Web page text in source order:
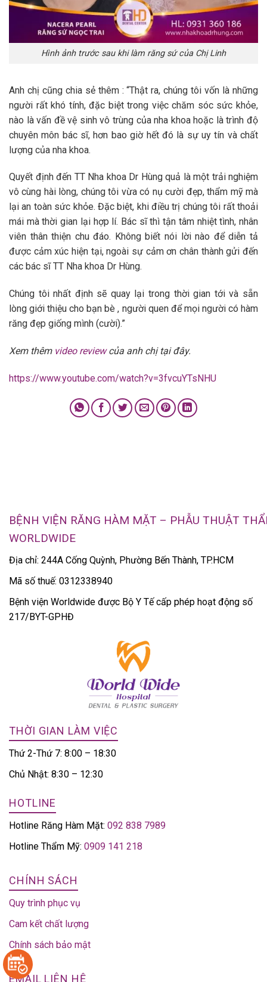
Hình ảnh trước sau khi làm răng sứ của Chị Linh
Anh chị cũng chia sẻ thêm : “Thật ra, chúng tôi vốn là những
người rất khó tính, đặc biệt trong việc chăm sóc sức khỏe,
nào là vấn đề vệ sinh vô trùng của nha khoa hoặc là trình độ
chuyên môn bác sĩ, hơn bao giờ hết đó là sự uy tín và chất
lượng của nha khoa.
Quyết định đến TT Nha khoa Dr Hùng quả là một trải nghiệm
vô cùng hài lòng, chúng tôi vừa có nụ cười đẹp, thẩm mỹ mà
lại an toàn sức khỏe. Đặc biệt, khi điều trị chúng tôi rất thoải
mái mà thời gian lại hợp lí. Bác sĩ thì tận tâm nhiệt tình, nhân
viên thân thiện chu đáo. Không biết nói lời nào để diễn tả
được cảm xúc hiện tại, ngoài sự cảm ơn chân thành gửi đến
các bác sĩ TT Nha khoa Dr Hùng.
Chúng tôi nhất định sẽ quay lại trong thời gian tới và sẵn
lòng giới thiệu cho bạn bè , người quen để mọi người có hàm
răng đẹp giống mình (cười).”
Xem thêm video reviewcủa anh chị tại đây.
https://www.youtube.com/watch?v=3fvcuYTsNHU
BỆNH VIỆN RĂNG HÀM MẶT – PHẪU THUẬT
WORLDWIDE
Địa chỉ: 244A Cống Quỳnh, Phường Bến Thành, TP.HCM
Mã số thuế: 0312338940
Bệnh viện Worldwide được Bộ Y Tế cấp phép hoạt động số
217/BYT-GPHĐ
THỜI GIAN LÀM VIỆC
Thứ 2-Thứ 7: 8:00 – 18:30
Chủ Nhật: 8:30 – 12:30
HOTLINE
Hotline Răng Hàm Mặt: 092 838 7989
Hotline Thẩm Mỹ: 0909 141 218
CHÍNH SÁCH
Quy trình phục vụ
Cam kết chất lượng
Chính sách bảo mật
EMAIL LIÊN HỆ